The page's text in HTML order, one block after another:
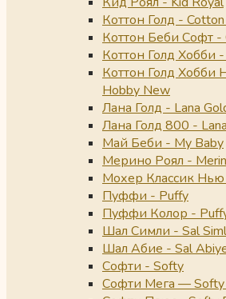
Коттон Голд -
Коттон Беби Софт -
Коттон Голд Хобби
Коттон Голд Хобби
Hobby New
Лана Голд - Lana
Лана Голд 800 -
Май Беби - My Baby
Мерино Роял -
Мохер Классик
Пуффи - Puffy
Пуффи Колор -
Шал Симли - Sal
Шал Абие - Sal
Софти - Softy
Софти Мега — Softy